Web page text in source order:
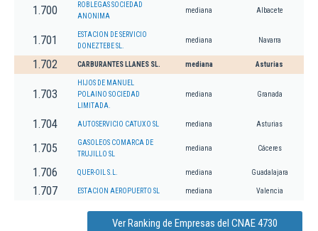
1.700
ROBLEGAS SOCIEDAD
ANONIMA
mediana Albacete
1.701
ESTACION DE SERVICIO
DONEZTEBE SL.
mediana Navarra
1.702 CARBURANTES LLANES SL. mediana Asturias
1.703
HIJOS DE MANUEL
POLAINO SOCIEDAD
LIMITADA.
mediana Granada
1.704 AUTOSERVICIO CATUXO SL mediana Asturias
1.705
GASOLEOS COMARCA DE
TRUJILLO SL
mediana Cáceres
1.706 QUER-OIL S.L. mediana Guadalajara
1.707 ESTACION AEROPUERTO SL mediana Valencia
Ver Ranking de Empresas del CNAE 4730